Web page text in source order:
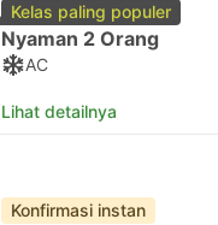
Kelas paling populer
Nyaman 2 Orang
AC
Lihat detailnya
Konfirmasi instan